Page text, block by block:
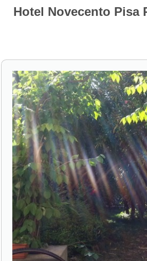
Hotel Novecento Pisa